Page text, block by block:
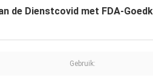
de Dienstcovid met FDA-
Gebruik: